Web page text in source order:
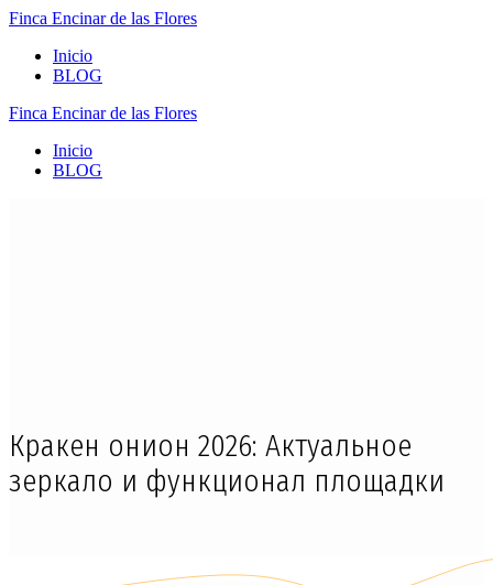
Finca Encinarde las Flores
Inicio
BLOG
Finca Encinarde las Flores
Inicio
BLOG
Кракен онион 2026: Актуальное
зеркало и функционал площадки